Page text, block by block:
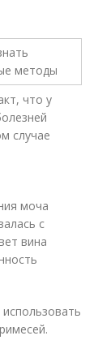
что у
случае
моча
с
вина